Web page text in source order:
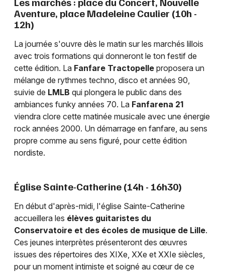
Aventure, place Madeleine Caulier (10h -
12h)
La journée s'ouvre dès le matin sur les marchés lillois
avec trois formations qui donneront le ton festif de
cette édition. La Fanfare Tractopelle proposera un
mélange de rythmes techno, disco et années 90,
suivie de LMLB qui plongera le public dans des
ambiances funky années 70. La Fanfarena 21
viendra clore cette matinée musicale avec une énergie
rock années 2000. Un démarrage en fanfare, au sens
propre comme au sens figuré, pour cette édition
nordiste.
Église Sainte-Catherine (14h - 16h30)
En début d'après-midi, l'église Sainte-Catherine
accueillera les élèves guitaristes du
Conservatoire et des écoles de musique de Lille.
Ces jeunes interprètes présenteront des œuvres
issues des répertoires des XIXe, XXe et XXIe siècles,
pour un moment intimiste et soigné au cœur de ce